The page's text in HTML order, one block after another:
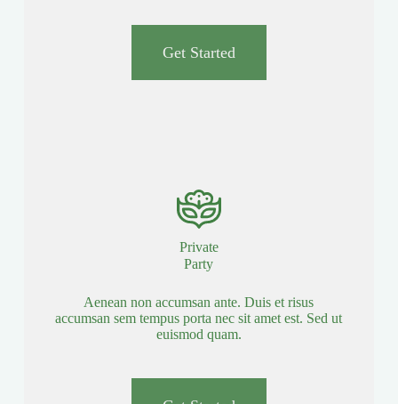
Get Started
Private
Party
Aenean non accumsan ante. Duis et risus
accumsan sem tempus porta nec sit amet est. Sed ut
euismod quam.